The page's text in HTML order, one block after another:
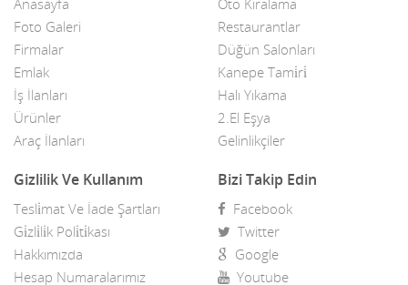
Foto Galeri
Firmalar
Emlak
İş İlanları
Ürünler
Araç İlanları
Restaurantlar
Düğün Salonları
Kanepe Tami̇ri̇
Halı Yıkama
2.El Eşya
Gelinlikçiler
Gizlilik Ve Kullanım
Tesli̇mat Ve İade Şartları
Gi̇zli̇li̇k Poli̇ti̇kası
Hakkımızda
Hesap Numaralarımız
Bizi Takip Edin
Facebook
Twitter
Google
Youtube